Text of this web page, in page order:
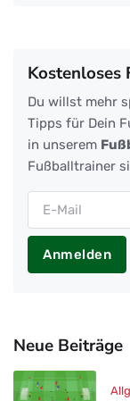
Kostenloses
Du willst mehr
Tipps für Dein
in unserem
Fußballtrainer
Anmelden
Neue Beiträge